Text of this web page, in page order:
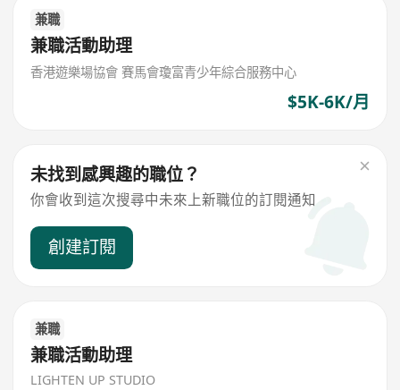
兼職
兼職活動助理
香港遊樂場協會 賽馬會瓊富青少年綜合服務中心
$5K-6K/月
未找到感興趣的職位？
你會收到這次搜尋中未來上新職位的訂閱通知
創建訂閱
兼職
兼職活動助理
LIGHTEN UP STUDIO